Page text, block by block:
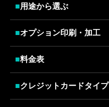
■用途から選ぶ
■オプション印刷・加工
■料金表
■クレジットカードタイプ